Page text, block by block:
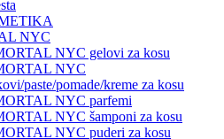
NYC
NYC gelovi za kosu
NYC
paste/pomade/kreme za kosu
NYC parfemi
NYC šamponi za kosu
NYC puderi za kosu